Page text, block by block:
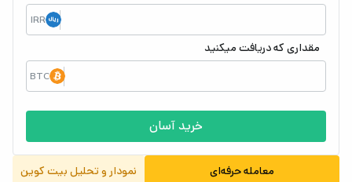
IRR
مقداری که دریافت میکنید
BTC
خرید آسان
معامله حرفه‌ای نمودار و تحلیل بیت کوین